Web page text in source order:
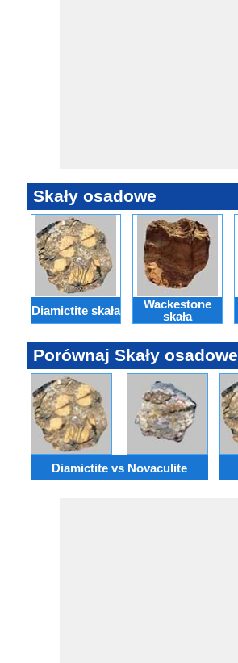
Skały osadowe
Diamictite skała
Wackestone
skała
Porównaj Skały osadowe
Diamictite vs Novaculite